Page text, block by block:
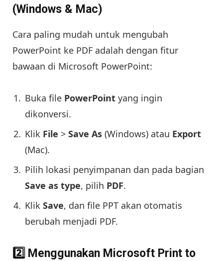
(Windows & Mac)
Cara paling mudah untuk mengubah
PowerPoint ke PDF adalah dengan fitur
bawaan di Microsoft PowerPoint:
Buka file PowerPoint yang ingin
dikonversi.
Klik File > Save As (Windows) atau Export
(Mac).
Pilih lokasi penyimpanan dan pada bagian
Save as type, pilih PDF.
Klik Save, dan file PPT akan otomatis
berubah menjadi PDF.
2️⃣ Menggunakan Microsoft Print to